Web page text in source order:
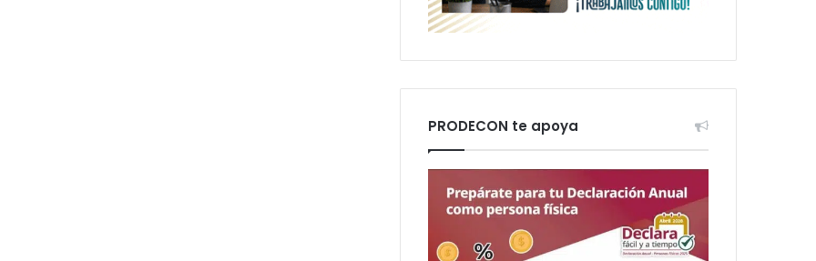
PRODECON te apoya